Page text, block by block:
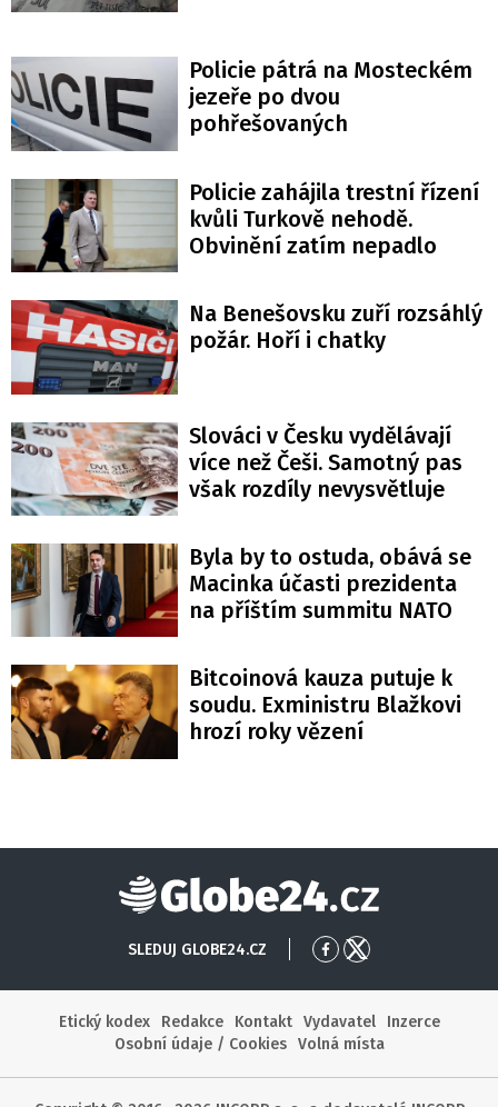
Policie pátrá na Mosteckém
jezeře po dvou
pohřešovaných
Policie zahájila trestní řízení
kvůli Turkově nehodě.
Obvinění zatím nepadlo
Na Benešovsku zuří rozsáhlý
požár. Hoří i chatky
Slováci v Česku vydělávají
více než Češi. Samotný pas
však rozdíly nevysvětluje
Byla by to ostuda, obává se
Macinka účasti prezidenta
na příštím summitu NATO
Bitcoinová kauza putuje k
soudu. Exministru Blažkovi
hrozí roky vězení
Globe24
SLEDUJ GLOBE24.CZ
Přejít
Facebook
Přejít
X
Etický kodex
Redakce Kontakt Vydavatel
Inzerce
Osobní údaje / Cookies
Volná místa